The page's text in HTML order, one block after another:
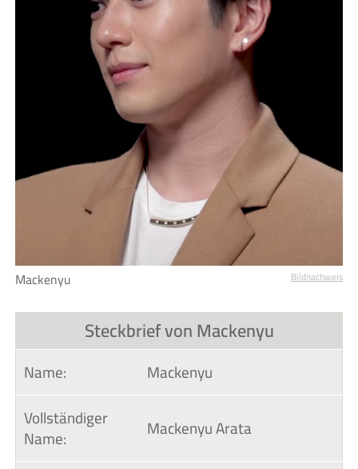
Mackenyu Bildnachweis
Steckbrief von Mackenyu
Name:
Mackenyu
Vollständiger
Name:
Mackenyu Arata